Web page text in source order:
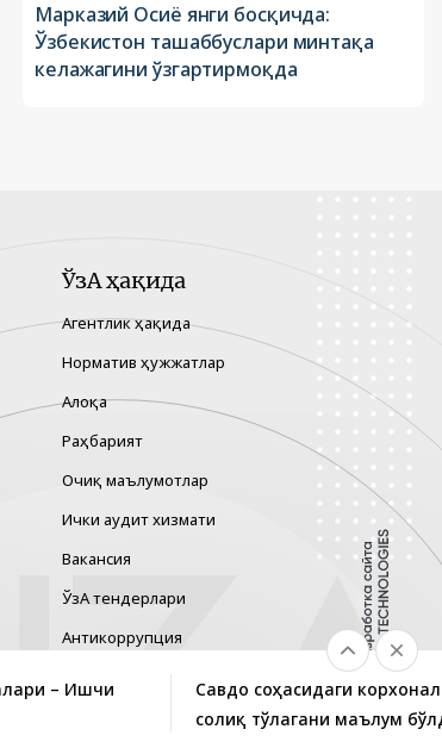
Марказий Осиё янги босқичда:
Ўзбекистон ташаббуслари минтақа
келажагини ўзгартирмоқда
– Ишчи
Савдо соҳасидаги
солиқ тўлагани маълум
ЎзА ҳақида
Агентлик ҳақида
Норматив ҳужжатлар
Алоқа
Раҳбарият
Очиқ маълумотлар
Ички аудит хизмати
Вакансия
ЎзА тендерлари
Антикоррупция
Гендер тенглик
Хавфларни бошқариш